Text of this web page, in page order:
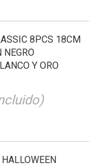
8PCS 18CM
NEGRO
Y ORO